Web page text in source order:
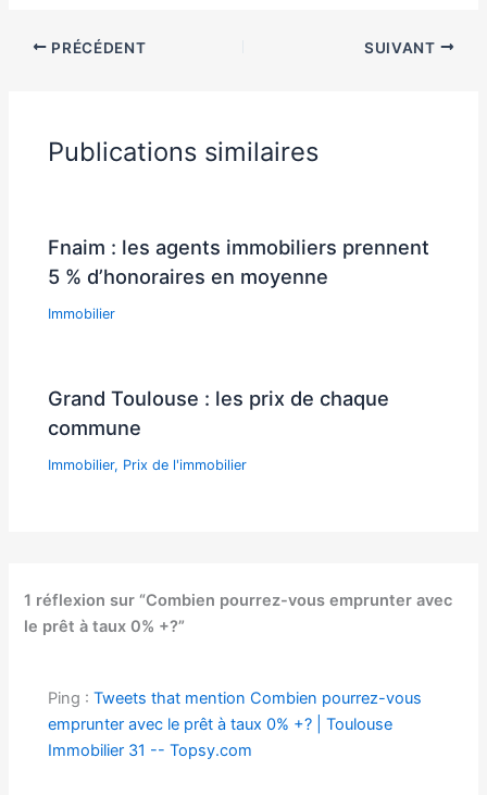
PRÉCÉDENT SUIVANT
Publications similaires
Fnaim : les agents immobiliers prennent
5 % d’honoraires en moyenne
Immobilier
Grand Toulouse : les prix de chaque
commune
Immobilier, Prix de l'immobilier
1 réflexion sur “Combien pourrez-vous emprunter avec
le prêt à taux 0% +?”
Ping :Tweets that mention Combien pourrez-vous
emprunter avec le prêt à taux 0% +? | Toulouse
Immobilier 31 -- Topsy.com